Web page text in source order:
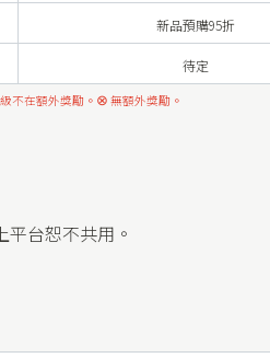
新品預購95折
待定
不在額外獎勵。 ⊗ 無額外獎勵。
平台恕不共用。